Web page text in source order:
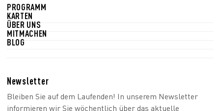
PROGRAMM
KARTEN
ÜBER UNS
MITMACHEN
BLOG
Newsletter
Bleiben Sie auf dem Laufenden! In unserem Newsletter
informieren wir Sie wöchentlich über das aktuelle